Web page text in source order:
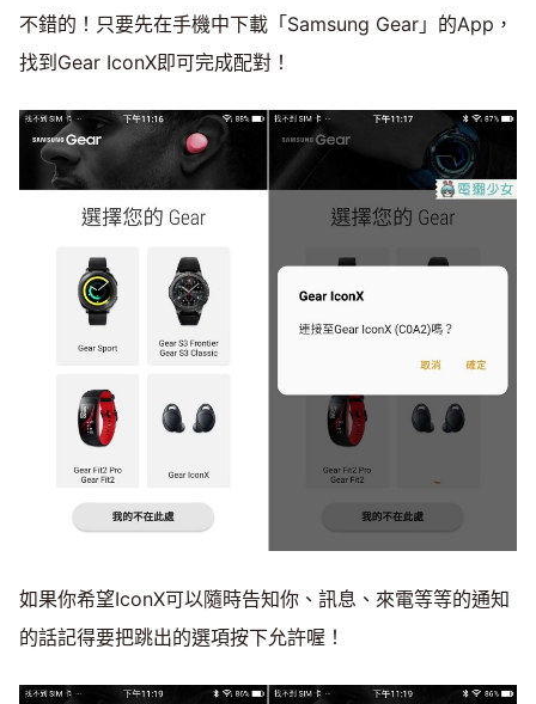
不錯的！只要先在手機中下載「Samsung Gear」的App，
找到Gear IconX即可完成配對！
如果你希望IconX可以隨時告知你、訊息、來電等等的通知
的話記得要把跳出的選項按下允許喔！